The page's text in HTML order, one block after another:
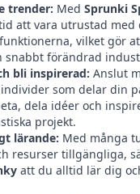
trender: Med Sprunki
att vara utrustad med
vilket gör
snabbt förändrad
bli inspirerad: Anslut
som delar din
dela idéer och
projekt.
lärande: Med många
resurser tillgängliga,
att du alltid lär dig